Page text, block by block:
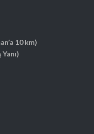
10 km)